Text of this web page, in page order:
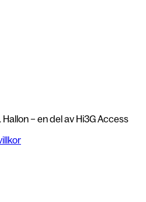
– en del av Hi3G Access